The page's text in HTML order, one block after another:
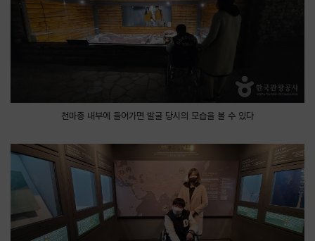
천마총 내부에 들어가면 발굴 당시의 모습을 볼 수 있다